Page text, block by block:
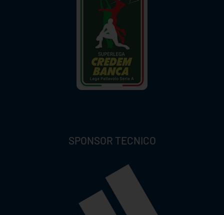
SPONSOR TECNICO